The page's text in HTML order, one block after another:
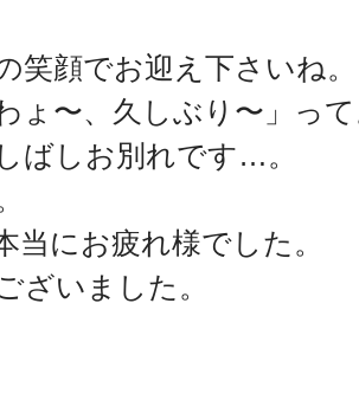
笑顔でお迎え下さいね。
ょ〜、久しぶり〜」っ
ばしお別れです…。
当にお疲れ様でした。
ざいました。